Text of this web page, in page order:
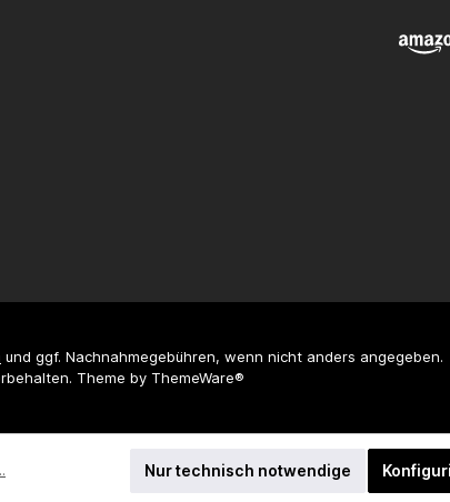
und ggf. Nachnahmegebühren, wenn nicht anders angegeben.
Theme by ThemeWare®
Nur technisch notwendige